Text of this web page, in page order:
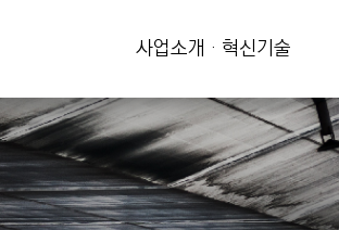
사업소개 · 혁신기술